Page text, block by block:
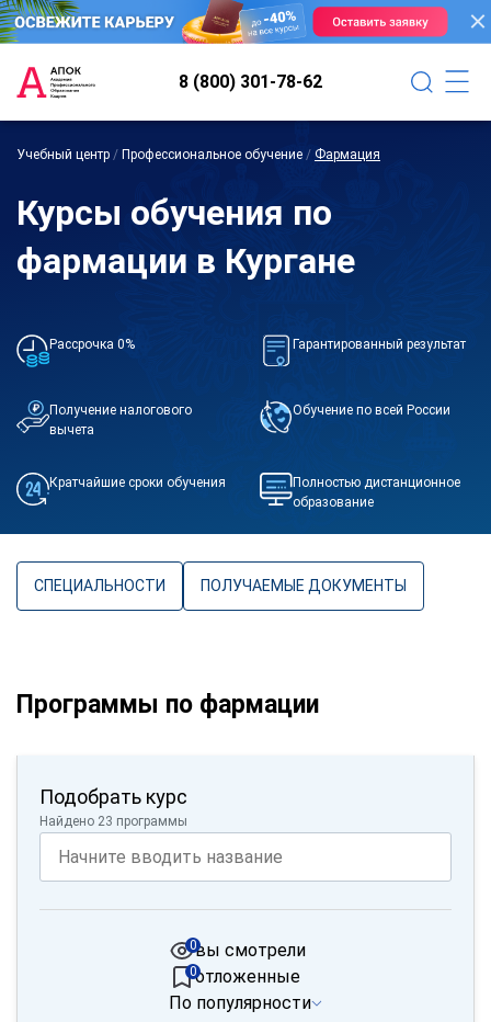
8 (800) 301-78-62
Учебный центр / Профессиональное обучение / Фармация
Курсы обучения по
фармации в Кургане
Рассрочка 0% Гарантированный результат
Получение налогового
вычета
Обучение по всей России
Кратчайшие сроки обучения
Полностью дистанционное
образование
СПЕЦИАЛЬНОСТИ ПОЛУЧАЕМЫЕ ДОКУМЕНТЫ
Программы по фармации
Подобрать курс
Найдено 23 программы
вы смотрели
0
отложенные
0
По популярности